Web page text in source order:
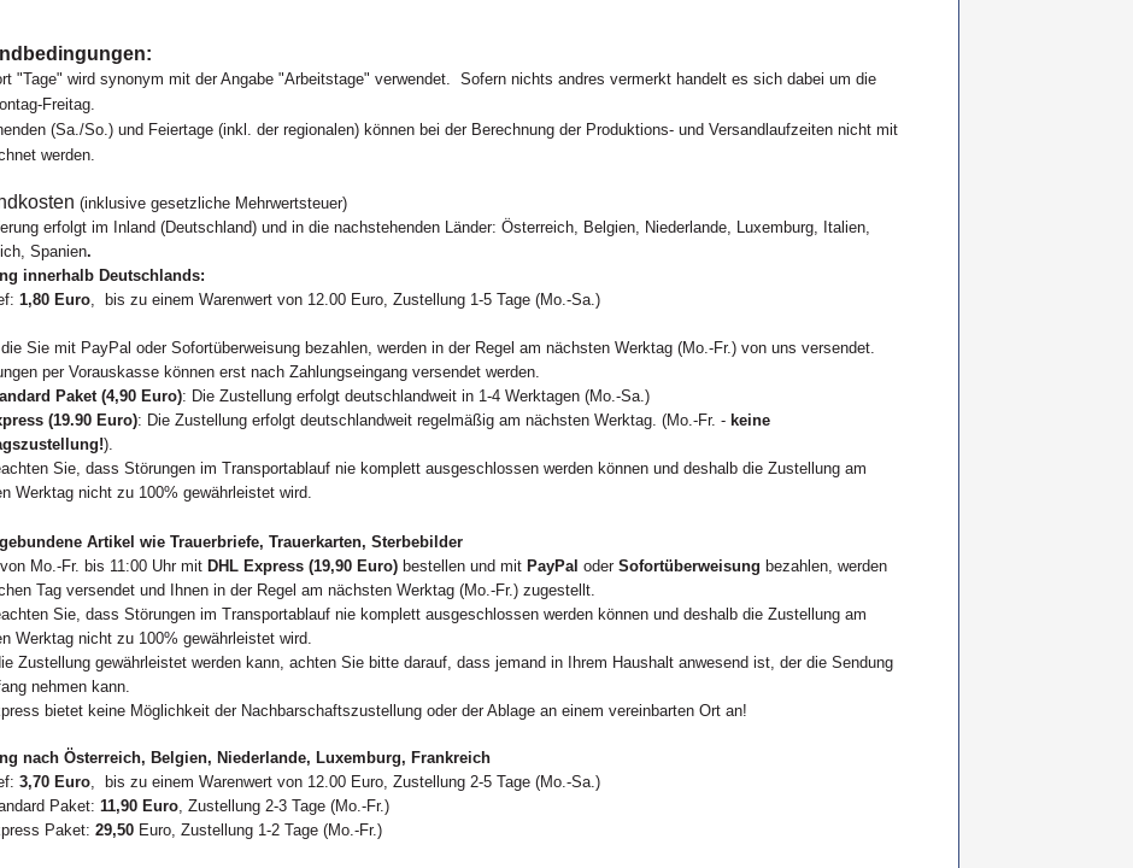
"Tage" wird synonym mit der Angabe "Arbeitstage" verwendet. Sofern nichts andres vermerkt handelt es sich dabei um die
Freitag.
(Sa./So.) und Feiertage (inkl. der regionalen) können bei der Berechnung der Produktions- und Versandlaufzeiten nicht mit
werden.
(inklusive gesetzliche Mehrwertsteuer)
erfolgt im Inland (Deutschland) und in die nachstehenden Länder: Österreich, Belgien, Niederlande, Luxemburg, Italien,
Spanien.
innerhalb Deutschlands:
1,80 Euro, bis zu einem Warenwert von 12.00 Euro, Zustellung 1-5 Tage (Mo.-Sa.)
Sie mit PayPal oder Sofortüberweisung bezahlen, werden in der Regel am nächsten Werktag (Mo.-Fr.) von uns versendet.
per Vorauskasse können erst nach Zahlungseingang versendet werden.
Paket (4,90 Euro): Die Zustellung erfolgt deutschlandweit in 1-4 Werktagen (Mo.-Sa.)
(19.90 Euro): Die Zustellung erfolgt deutschlandweit regelmäßig am nächsten Werktag. (Mo.-Fr. - keine
).
Sie, dass Störungen im Transportablauf nie komplett ausgeschlossen werden können und deshalb die Zustellung am
Werktag nicht zu 100% gewährleistet wird.
Artikel wie Trauerbriefe, Trauerkarten, Sterbebilder
Mo.-Fr. bis 11:00 Uhr mit DHL Express (19,90 Euro) bestellen und mit PayPal oder Sofortüberweisung bezahlen, werden
Tag versendet und Ihnen in der Regel am nächsten Werktag (Mo.-Fr.) zugestellt.
Sie, dass Störungen im Transportablauf nie komplett ausgeschlossen werden können und deshalb die Zustellung am
Werktag nicht zu 100% gewährleistet wird.
Zustellung gewährleistet werden kann, achten Sie bitte darauf, dass jemand in Ihrem Haushalt anwesend ist, der die Sendung
nehmen kann.
bietet keine Möglichkeit der Nachbarschaftszustellung oder der Ablage an einem vereinbarten Ort an!
nach Österreich, Belgien, Niederlande, Luxemburg, Frankreich
3,70 Euro, bis zu einem Warenwert von 12.00 Euro, Zustellung 2-5 Tage (Mo.-Sa.)
Paket: 11,90 Euro, Zustellung 2-3 Tage (Mo.-Fr.)
Paket: 29,50 Euro, Zustellung 1-2 Tage (Mo.-Fr.)